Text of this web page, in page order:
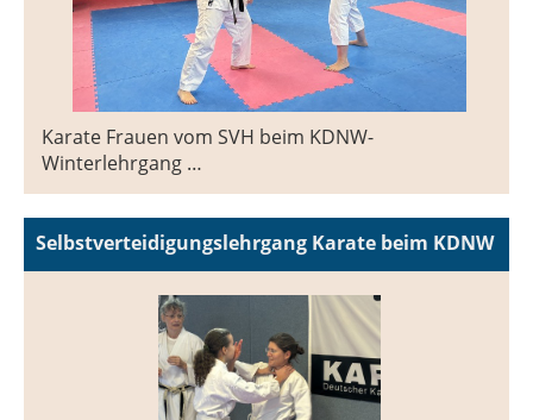
Karate Frauen vom SVH beim KDNW-
Winterlehrgang …
Selbstverteidigungslehrgang Karate beim KDNW